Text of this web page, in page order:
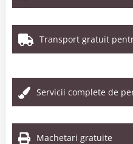
Transport gratuit
Servicii complete de
Machetari gratuite